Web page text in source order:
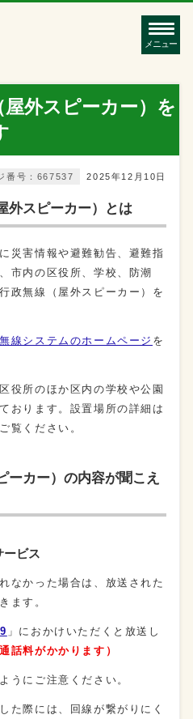
メニュー
屋外スピーカー）を
2025年12月10日
番号：667537
外スピーカー）とは
災害情報や避難勧告、避難指
市内の区役所、学校、防潮
政無線（屋外スピーカー）を
線システムのホームページ を
役所のほか区内の学校や公園
おります。設置場所の詳細は
覧ください。
ーカー）の内容が聞こえ
ービス
なかった場合は、放送された
ます。
」におかけいただくと放送し
通話料がかかります）
うにご注意ください。
た際には、回線が繋がりにく